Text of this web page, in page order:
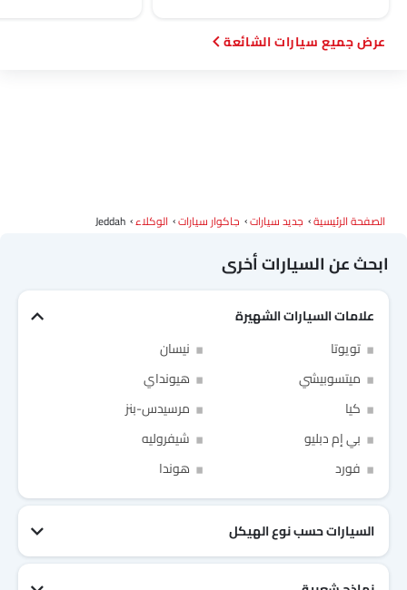
سكاي ويل بترومين فوتون
دودج كاديلاك أستون مارتن
رام بوغاتي
فورثينج هونشي
بايك لينك اند كو
سيارات الشائعة
الصفحة الرئيسية جديد سيارات جاكوار سيارات الوكلاء Jeddah
ابحث عن السيارات أخرى
علامات السيارات الشهيرة
تويوتا
نيسان
ميتسوبيشي
هيونداي
كيا
مرسيدس-بنز
بي إم دبليو
شيفروليه
فورد
هوندا
السيارات حسب نوع الهيكل
I have read and agree to theشروط الاستخدامand سياسة الخصوصيةof Cardekho
Link Your Google Account
Link Your Facebook Account